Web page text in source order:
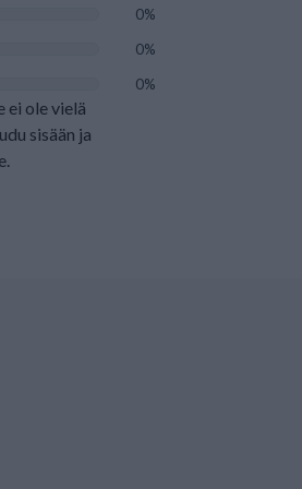
0%
0%
0%
ei ole vielä
sisään ja